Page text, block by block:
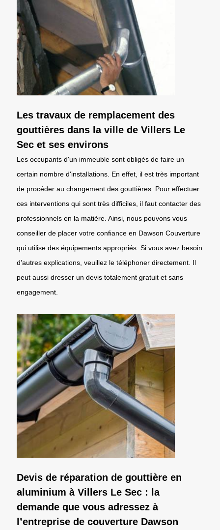
Les travaux de remplacement des
gouttières dans la ville de Villers Le
Sec et ses environs
Les occupants d'un immeuble sont obligés de faire un
certain nombre d'installations. En effet, il est très important
de procéder au changement des gouttières. Pour effectuer
ces interventions qui sont très difficiles, il faut contacter des
professionnels en la matière. Ainsi, nous pouvons vous
conseiller de placer votre confiance en Dawson Couverture
qui utilise des équipements appropriés. Si vous avez besoin
d'autres explications, veuillez le téléphoner directement. Il
peut aussi dresser un devis totalement gratuit et sans
engagement.
Devis de réparation de gouttière en
aluminium à Villers Le Sec : la
demande que vous adressez à
l’entreprise de couverture Dawson